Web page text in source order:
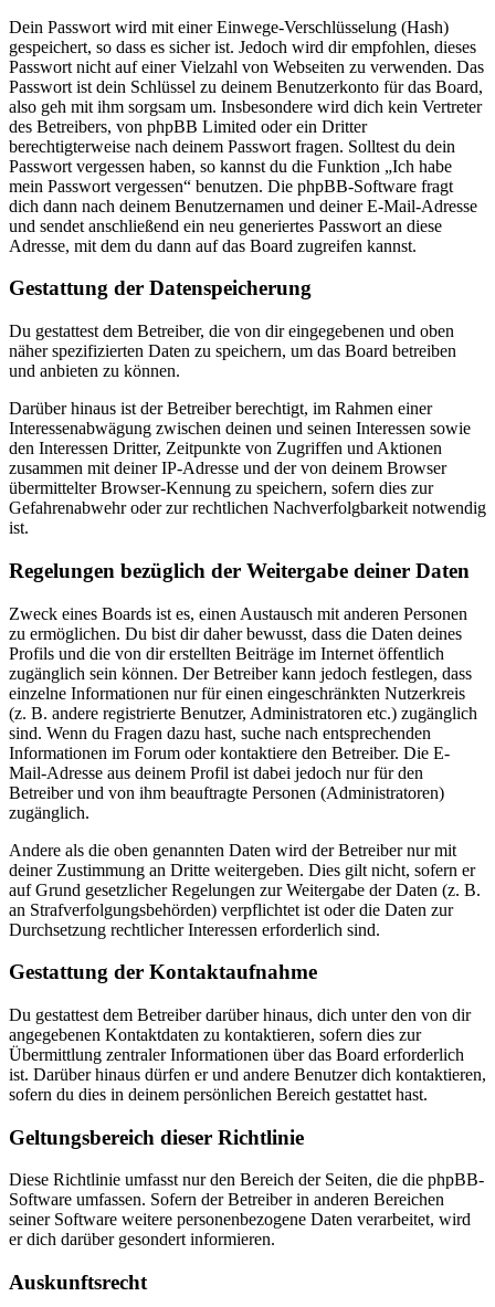
Dein Passwort wird mit einer Einwege-Verschlüsselung (Hash)
gespeichert, so dass es sicher ist. Jedoch wird dir empfohlen, dieses
Passwort nicht auf einer Vielzahl von Webseiten zu verwenden. Das
Passwort ist dein Schlüssel zu deinem Benutzerkonto für das Board,
also geh mit ihm sorgsam um. Insbesondere wird dich kein Vertreter
des Betreibers, von phpBB Limited oder ein Dritter
berechtigterweise nach deinem Passwort fragen. Solltest du dein
Passwort vergessen haben, so kannst du die Funktion „Ich habe
mein Passwort vergessen“ benutzen. Die phpBB-Software fragt
dich dann nach deinem Benutzernamen und deiner E-Mail-Adresse
und sendet anschließend ein neu generiertes Passwort an diese
Adresse, mit dem du dann auf das Board zugreifen kannst.
Gestattung der Datenspeicherung
Du gestattest dem Betreiber, die von dir eingegebenen und oben
näher spezifizierten Daten zu speichern, um das Board betreiben
und anbieten zu können.
Darüber hinaus ist der Betreiber berechtigt, im Rahmen einer
Interessenabwägung zwischen deinen und seinen Interessen sowie
den Interessen Dritter, Zeitpunkte von Zugriffen und Aktionen
zusammen mit deiner IP-Adresse und der von deinem Browser
übermittelter Browser-Kennung zu speichern, sofern dies zur
Gefahrenabwehr oder zur rechtlichen Nachverfolgbarkeit notwendig
ist.
Regelungen bezüglich der Weitergabe deiner Daten
Zweck eines Boards ist es, einen Austausch mit anderen Personen
zu ermöglichen. Du bist dir daher bewusst, dass die Daten deines
Profils und die von dir erstellten Beiträge im Internet öffentlich
zugänglich sein können. Der Betreiber kann jedoch festlegen, dass
einzelne Informationen nur für einen eingeschränkten Nutzerkreis
(z. B. andere registrierte Benutzer, Administratoren etc.) zugänglich
sind. Wenn du Fragen dazu hast, suche nach entsprechenden
Informationen im Forum oder kontaktiere den Betreiber. Die E-
Mail-Adresse aus deinem Profil ist dabei jedoch nur für den
Betreiber und von ihm beauftragte Personen (Administratoren)
zugänglich.
Andere als die oben genannten Daten wird der Betreiber nur mit
deiner Zustimmung an Dritte weitergeben. Dies gilt nicht, sofern er
auf Grund gesetzlicher Regelungen zur Weitergabe der Daten (z. B.
an Strafverfolgungsbehörden) verpflichtet ist oder die Daten zur
Durchsetzung rechtlicher Interessen erforderlich sind.
Gestattung der Kontaktaufnahme
Du gestattest dem Betreiber darüber hinaus, dich unter den von dir
angegebenen Kontaktdaten zu kontaktieren, sofern dies zur
Übermittlung zentraler Informationen über das Board erforderlich
ist. Darüber hinaus dürfen er und andere Benutzer dich kontaktieren,
sofern du dies in deinem persönlichen Bereich gestattet hast.
Geltungsbereich dieser Richtlinie
Diese Richtlinie umfasst nur den Bereich der Seiten, die die phpBB-
Software umfassen. Sofern der Betreiber in anderen Bereichen
seiner Software weitere personenbezogene Daten verarbeitet, wird
er dich darüber gesondert informieren.
Auskunftsrecht